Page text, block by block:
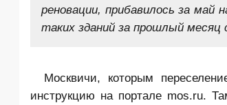
реновации, прибавилось за
таких зданий за прошлый месяц
Москвичи, которым
инструкцию на портале mos.ru.